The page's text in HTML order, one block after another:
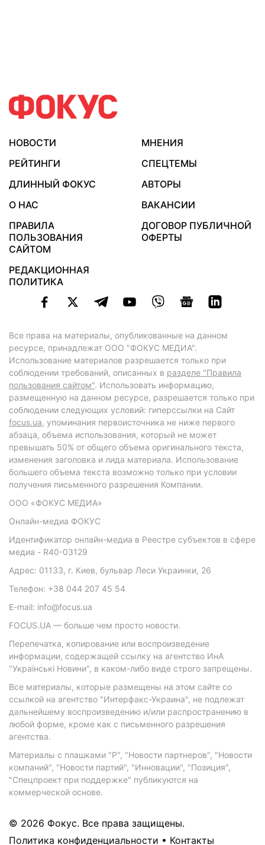
НОВОСТИ
МНЕНИЯ
РЕЙТИНГИ
СПЕЦТЕМЫ
ДЛИННЫЙ ФОКУС
АВТОРЫ
О НАС
ВАКАНСИИ
ПРАВИЛА
ПОЛЬЗОВАНИЯ
САЙТОМ
ДОГОВОР ПУБЛИЧНОЙ
ОФЕРТЫ
РЕДАКЦИОННАЯ
ПОЛИТИКА
Все права на материалы, опубликованные на данном
ресурсе, принадлежат ООО "ФОКУС МЕДИА".
Использование материалов разрешается только при
соблюдении требований, описанных в разделе "Правила
пользования сайтом". Использовать информацию,
размещенную на данном ресурсе, разрешается только при
соблюдении следующих условий: гиперссылки на Сайт
focus.ua, упоминания первоисточника не ниже первого
абзаца, объема использования, который не может
превышать 50% от общего объема оригинального текста,
изменения заголовка и лида материала. Использование
большего объема текста возможно только при условии
получения письменного разрешения Компании.
ООО «ФОКУС МЕДИА»
Онлайн-медиа ФОКУС
Идентификатор онлайн-медиа в Реестре субъектов в сфере
медиа - R40-03129
Адрес: 01133, г. Киев, бульвар Леси Украинки, 26
Телефон: +38 044 207 45 54
E-mail: info@focus.ua
FOCUS.UA — больше чем просто новости.
Перепечатка, копирование или воспроизведение
информации, содержащей ссылку на агентство ИнА
"Українські Новини", в каком-либо виде строго запрещены.
Все материалы, которые размещены на этом сайте со
ссылкой на агентство "Интерфакс-Украина", не подлежат
дальнейшему воспроизведению и/или распространению в
любой форме, кроме как с письменного разрешения
агентства.
Материалы с плашками "Р", "Новости партнеров", "Новости
компаний", "Новости партий", "Инновации", "Позиция",
"Спецпроект при поддержке" публикуются на
коммерческой основе.
© 2026 Фокус. Все права защищены.
Политика конфиденциальности • Контакты